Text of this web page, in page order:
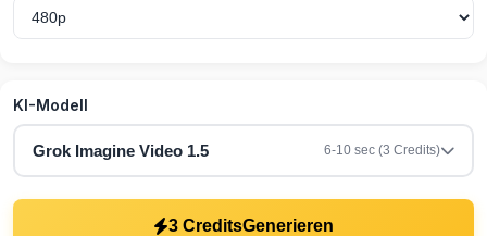
KI-Modell
Grok Imagine Video 1.5 6-10 sec (3 Credits)
3 CreditsGenerieren